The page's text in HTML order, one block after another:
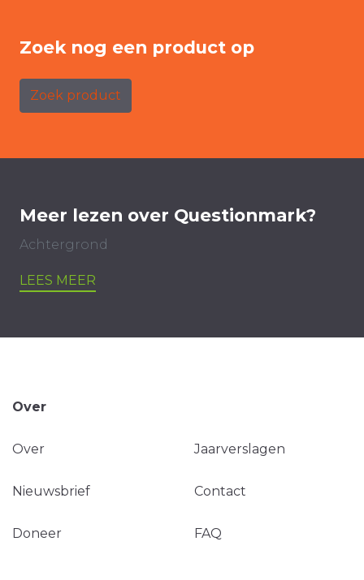
Zoek nog een product op
Zoek product
Meer lezen over Questionmark?
Achtergrond
LEES MEER
Over
Over Jaarverslagen
Nieuwsbrief Contact
Doneer FAQ